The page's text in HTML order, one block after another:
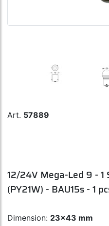
Art. 57889
12/24V Mega-Led 9 - 1
(PY21W) - BAU15s - 1
Dimension: 23x43 mm